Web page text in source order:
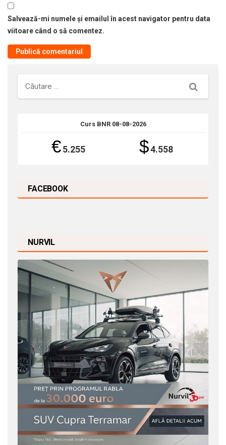
Salvează-mi numele și emailul în acest navigator pentru data
viitoare când o să comentez.
Căutare
Curs BNR 08-08-2026
€5.255 $4.558
FACEBOOK
NURVIL